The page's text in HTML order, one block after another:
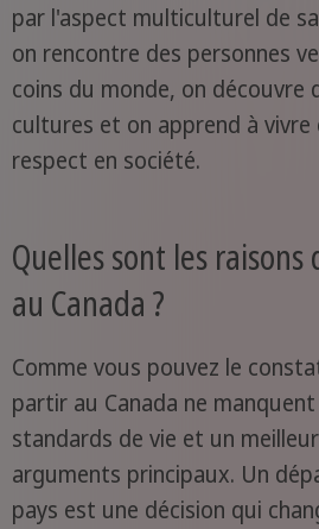
par l'aspect multiculturel de
on rencontre des personnes
coins du monde, on découvre
cultures et on apprend à vivre
respect en société.
Quelles sont les raisons
au Canada ?
Comme vous pouvez le
partir au Canada ne
standards de vie et un
arguments principaux. Un
pays est une décision qui